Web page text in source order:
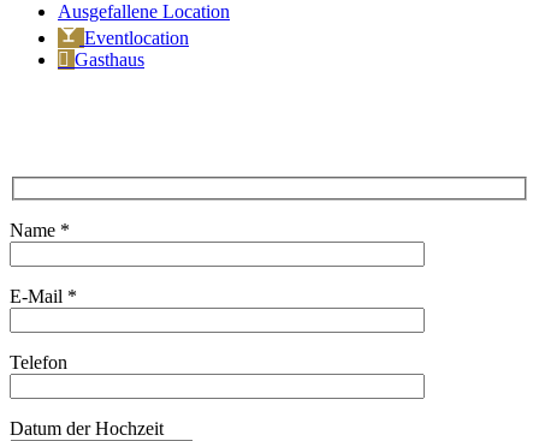
Ausgefallene Location
Eventlocation
Gasthaus
Name *
E-Mail *
Telefon
Datum der Hochzeit